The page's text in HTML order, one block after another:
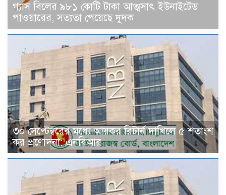
গ্যাস বিলের ৯৮১ কোটি টাকা আত্মসাৎ ইউনাইটেড
পাওয়ারের, সত্যতা পেয়েছে দুদক
৩০ সেপ্টেম্বরের মধ্যে আয়কর রিটার্ন দাখিলে ৫ শতাংশ
কর প্রণোদনা: এনবিআর